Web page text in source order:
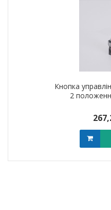
Кнопка
2